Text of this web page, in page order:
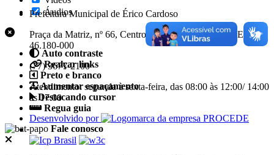
Áudios
Auto contraste
Realçar links
Preto e branco
Aumentar espaçamento
Destacando cursor
Regua guia
Fale conosco
Prefeitura Municipal de Érico Cardoso
Praça da Matriz, nº 66, Centro, Érico Cardoso - BA CEP
46.180-000
(77) 3677-2100
Atendimento: segunda à sexta-feira, das 08:00 às 12:00/ 14:00
às 17:00
Desenvolvido por